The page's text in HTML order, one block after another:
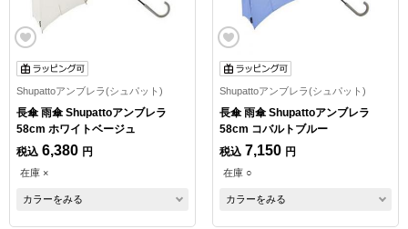
Shupattoアンブレラ(シュパット)
長傘 雨傘 Shupattoアンブレラ
58cm ホワイトベージュ
税込 6,380 円
在庫 ×
カラーをみる
Shupattoアンブレラ(シュパット)
長傘 雨傘 Shupattoアンブレラ
58cm コバルトブルー
税込 7,150 円
在庫 ○
カラーをみる